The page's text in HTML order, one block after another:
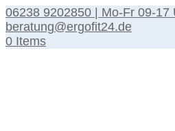
06238 9202850 | Mo-Fr 09-17
beratung@ergofit24.de
0 Items